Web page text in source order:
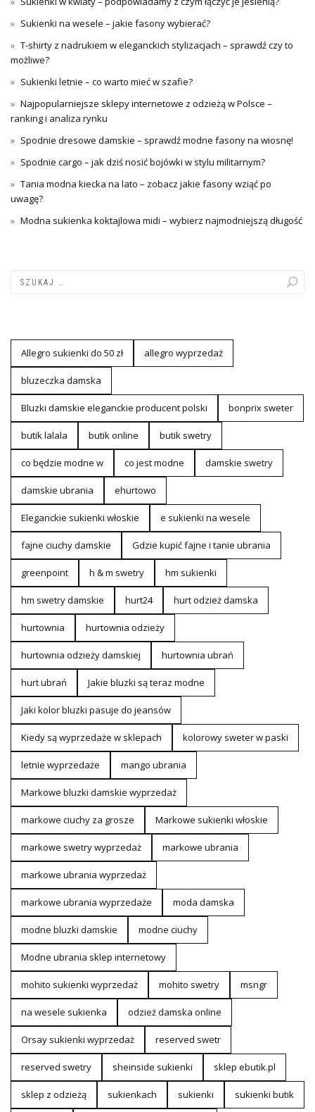
Sukienki na wesele – jakie fasony wybierać?
T-shirty z nadrukiem w eleganckich stylizacjach – sprawdź czy to
możliwe?
Sukienki letnie – co warto mieć w szafie?
Najpopularniejsze sklepy internetowe z odzieżą w Polsce –
ranking i analiza rynku
Spodnie dresowe damskie – sprawdź modne fasony na wiosnę!
Spodnie cargo – jak dziś nosić bojówki w stylu militarnym?
Tania modna kiecka na lato – zobacz jakie fasony wziąć po
uwagę?
Modna sukienka koktajlowa midi – wybierz najmodniejszą długość
Allegro sukienki do 50 zł allegro wyprzedaż
bluzeczka damska
Bluzki damskie eleganckie producent polski bonprix sweter
butik lalala butik online butik swetry
co będzie modne w co jest modne damskie swetry
damskie ubrania ehurtowo
Eleganckie sukienki włoskie e sukienki na wesele
fajne ciuchy damskie Gdzie kupić fajne i tanie ubrania
greenpoint h & m swetry hm sukienki
hm swetry damskie hurt24 hurt odzież damska
hurtownia hurtownia odzieży
hurtownia odzieży damskiej hurtownia ubrań
hurt ubrań Jakie bluzki są teraz modne
Jaki kolor bluzki pasuje do jeansów
Kiedy są wyprzedaże w sklepach kolorowy sweter w paski
letnie wyprzedaże mango ubrania
Markowe bluzki damskie wyprzedaż
markowe ciuchy za grosze Markowe sukienki włoskie
markowe swetry wyprzedaż markowe ubrania
markowe ubrania wyprzedaż
markowe ubrania wyprzedaże moda damska
modne bluzki damskie modne ciuchy
Modne ubrania sklep internetowy
mohito sukienki wyprzedaż mohito swetry msngr
na wesele sukienka odzież damska online
Orsay sukienki wyprzedaż reserved swetr
reserved swetry sheinside sukienki sklep ebutik.pl
sklep z odzieżą sukienkach sukienki sukienki butik